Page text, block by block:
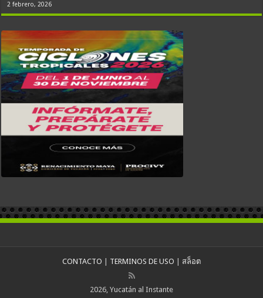
2 febrero, 2026
CONTACTO TERMINOS DE USO สล็อต
2026, Yucatán al Instante